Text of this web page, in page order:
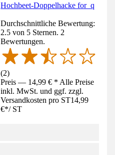
Hochbeet-Doppelhacke for_q
Durchschnittliche Bewertung:
2.5 von 5 Sternen. 2
Bewertungen.
(2)
Preis — 14,99 € * Alle Preise
inkl. MwSt. und ggf. zzgl.
Versandkosten pro ST14,99
€*/ ST